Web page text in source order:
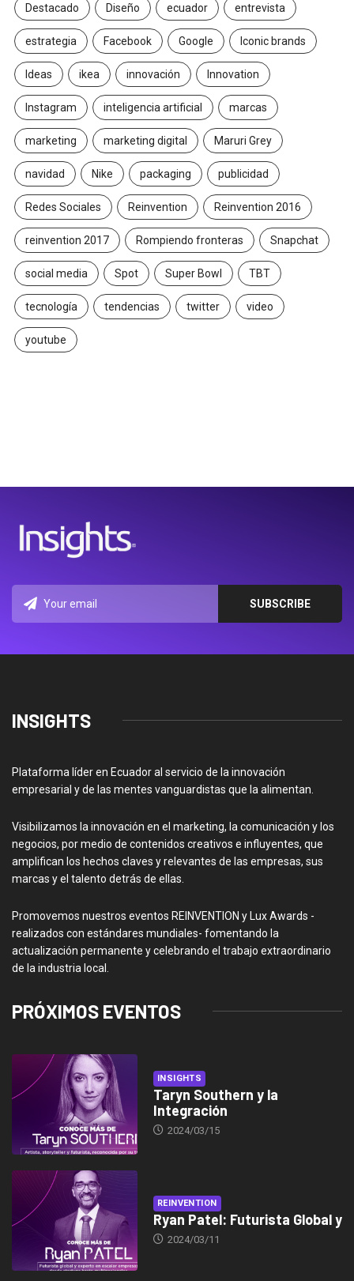
Destacado Diseño ecuador entrevista
estrategia Facebook Google Iconic brands
Ideas ikea innovación Innovation
Instagram inteligencia artificial marcas
marketing marketing digital Maruri Grey
navidad Nike packaging publicidad
Redes Sociales Reinvention Reinvention 2016
reinvention 2017 Rompiendo fronteras Snapchat
social media Spot Super Bowl TBT
tecnología tendencias twitter video
youtube
INSIGHTS
Plataforma líder en Ecuador al servicio de la innovación
empresarial y de las mentes vanguardistas que la alimentan.
Visibilizamos la innovación en el marketing, la comunicación y los
negocios, por medio de contenidos creativos e influyentes, que
amplifican los hechos claves y relevantes de las empresas, sus
marcas y el talento detrás de ellas.
Promovemos nuestros eventos REINVENTION y Lux Awards -
realizados con estándares mundiales- fomentando la
actualización permanente y celebrando el trabajo extraordinario
de la industria local.
PRÓXIMOS EVENTOS
INSIGHTS
Taryn Southern y la
Integración
2024/03/15
REINVENTION
Ryan Patel: Futurista Global y
2024/03/11